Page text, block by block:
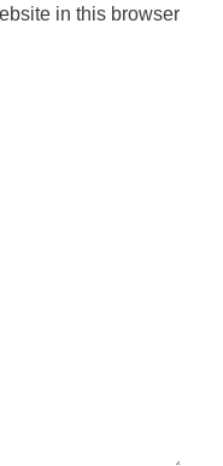
in this browser